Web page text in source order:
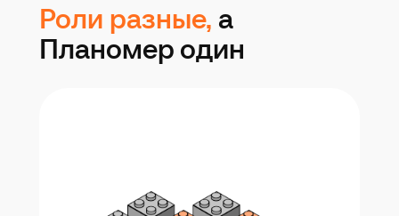
Роли разные, а
Планомер один